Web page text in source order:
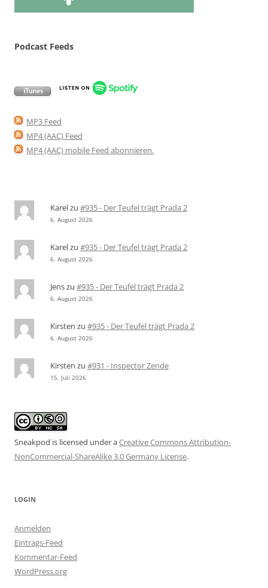
Podcast Feeds
MP3 Feed
MP4 (AAC) Feed
MP4 (AAC) mobile Feed abonnieren.
Karelzu #935 - Der Teufel trägt Prada 2
6. August 2026
Karelzu #935 - Der Teufel trägt Prada 2
6. August 2026
Jenszu #935 - Der Teufel trägt Prada 2
6. August 2026
Kirsten zu #935 - Der Teufel trägt Prada 2
6. August 2026
Kirsten zu #931 - Inspector Zende
15. Juli 2026
Sneakpod is licensed under aCreative Commons Attribution-
NonCommercial-ShareAlike 3.0 Germany License.
LOGIN
Anmelden
Eintrags-Feed
Kommentar-Feed
WordPress.org